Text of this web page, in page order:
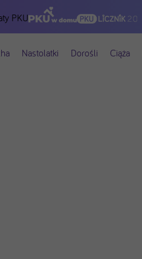
PKU
Nastolatki Dorośli Ciąża